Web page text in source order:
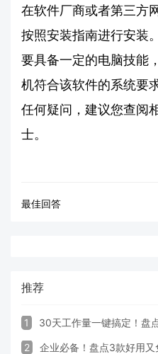
在软件厂商或者第三方
按照安装指南进行安装
要具备一定的电脑技能
机符合该软件的系统要
任何疑问，建议您查阅
士。
最佳回答
推荐
1 30天工作量一键搞定！盘
2 企业必备！盘点3款好用